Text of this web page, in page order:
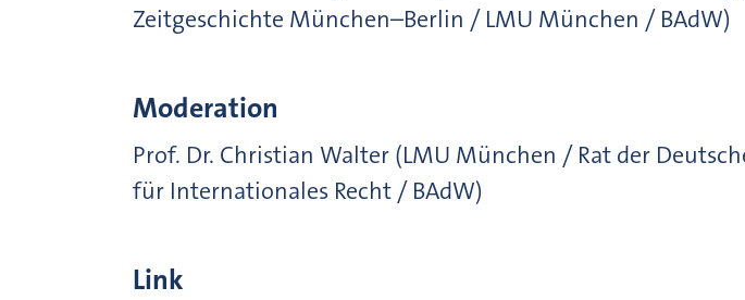
Zeitgeschichte München–Berlin / LMU München / BAdW)
Moderation
Prof. Dr. Christian Walter (LMU München / Rat der
für Internationales Recht / BAdW)
Link